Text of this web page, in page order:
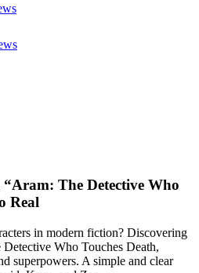
The Detective Who
Real
in modern fiction? Discovering
Who Touches Death,
superpowers. A simple and clear